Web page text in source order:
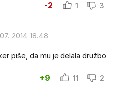
-2 1 3
2014 18.48
piše, da mu je delala družbo
+9 11 2